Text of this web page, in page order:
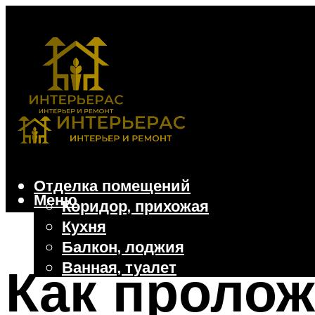
Отделка помещений
Коридор, прихожая
Кухня
Балкон, лоджия
Ванная, туалет
Дачные и частные дома
Отделочные материалы
Меню
Как